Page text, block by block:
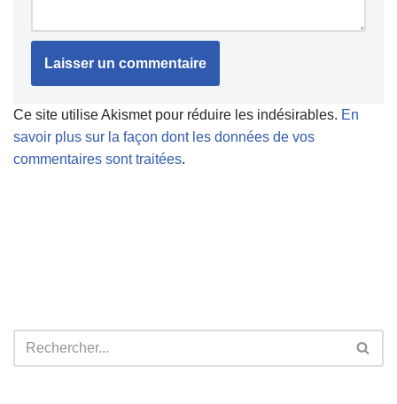
Ce site utilise Akismet pour réduire les indésirables. En
savoir plus sur la façon dont les données de vos
commentaires sont traitées.